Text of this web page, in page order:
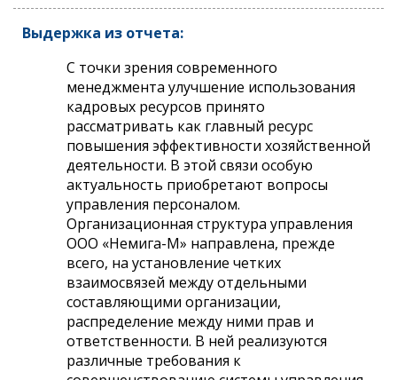
Выдержка из отчета:
С точки зрения современного
менеджмента улучшение использования
кадровых ресурсов принято
рассматривать как главный ресурс
повышения эффективности хозяйственной
деятельности. В этой связи особую
актуальность приобретают вопросы
управления персоналом.
Организационная структура управления
ООО «Немига-М» направлена, прежде
всего, на установление четких
взаимосвязей между отдельными
составляющими организации,
распределение между ними прав и
ответственности. В ней реализуются
различные требования к